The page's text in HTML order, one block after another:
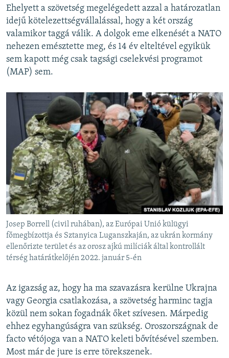
Ehelyett a szövetség megelégedett azzal a határozatlan
idejű kötelezettségvállalással, hogy a két ország
valamikor taggá válik. A dolgok eme elkenését a NATO
nehezen emésztette meg, és 14 év elteltével egyikük
sem kapott még csak tagsági cselekvési programot
(MAP) sem.
Josep Borrell (civil ruhában), az Európai Unió külügyi
főmegbízottja és Sztanyica Luganszkaján, az ukrán kormány
ellenőrizte terület és az orosz ajkú milíciák által kontrollált
térség határátkelőjén 2022. január 5-én
Az igazság az, hogy ha ma szavazásra kerülne Ukrajna
vagy Georgia csatlakozása, a szövetség harminc tagja
közül nem sokan fogadnák őket szívesen. Márpedig
ehhez egyhangúságra van szükség. Oroszországnak de
facto vétójoga van a NATO keleti bővítésével szemben.
Most már de jure is erre törekszenek.